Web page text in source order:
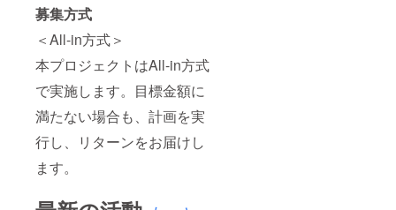
募集方式
＜All-in方式＞
本プロジェクトはAll-in方式
で実施します。目標金額に
満たない場合も、計画を実
行し、リターンをお届けし
ます。